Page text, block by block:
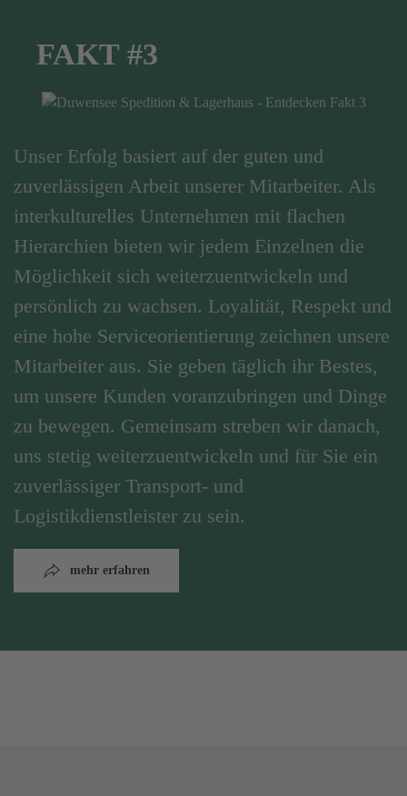
FAKT #3
Unser Erfolg basiert auf der guten und
zuverlässigen Arbeit unserer Mitarbeiter. Als
interkulturelles Unternehmen mit flachen
Hierarchien bieten wir jedem Einzelnen die
Möglichkeit sich weiterzuentwickeln und
persönlich zu wachsen. Loyalität, Respekt und
eine hohe Serviceorientierung zeichnen unsere
Mitarbeiter aus. Sie geben täglich ihr Bestes,
um unsere Kunden voranzubringen und Dinge
zu bewegen. Gemeinsam streben wir danach,
uns stetig weiterzuentwickeln und für Sie ein
zuverlässiger Transport- und
Logistikdienstleister zu sein.
mehr erfahren